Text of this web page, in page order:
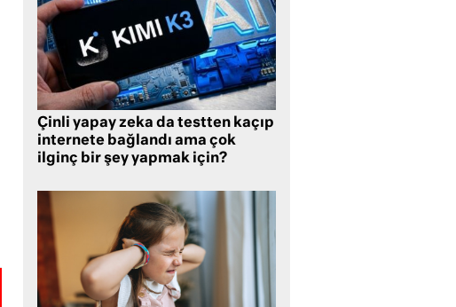
Çinli yapay zeka da testten kaçıp
internete bağlandı ama çok
ilginç bir şey yapmak için?